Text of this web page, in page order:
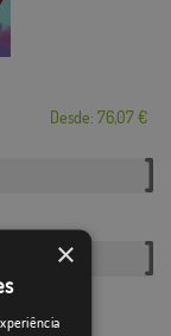
Desde: 76,07 €
as nossas
×